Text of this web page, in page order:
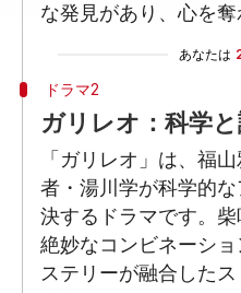
な発見があり、心を奪
あなたは
ドラマ2
ガリレオ：科学と
「ガリレオ」は、福
者・湯川学が科学的
決するドラマです。
絶妙なコンビネーシ
ステリーが融合した